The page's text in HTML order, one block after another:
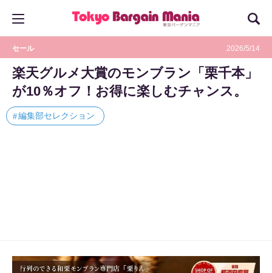
セール 2026/5/14
楽天グルメ大賞のモンブラン「栗千本」
が10％オフ！お得に楽しむチャンス。
編集部セレクション